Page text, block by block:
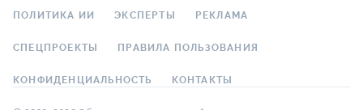
ПОЛИТИКА ИИ ЭКСПЕРТЫ РЕКЛАМА
СПЕЦПРОЕКТЫ ПРАВИЛА ПОЛЬЗОВАНИЯ
КОНФИДЕНЦИАЛЬНОСТЬ КОНТАКТЫ